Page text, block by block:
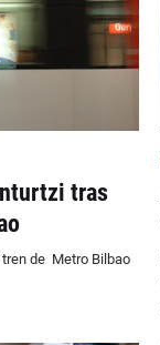
tras
de Metro Bilbao